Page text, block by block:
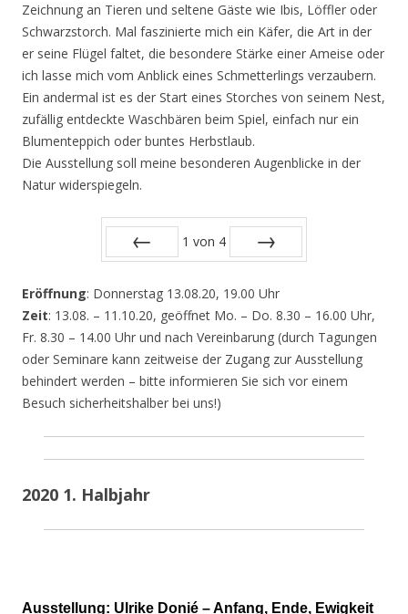
Zeichnung an Tieren und seltene Gäste wie Ibis, Löffler oder
Schwarzstorch. Mal faszinierte mich ein Käfer, die Art in der
er seine Flügel faltet, die besondere Stärke einer Ameise oder
ich lasse mich vom Anblick eines Schmetterlings verzaubern.
Ein andermal ist es der Start eines Storches von seinem Nest,
zufällig entdeckte Waschbären beim Spiel, einfach nur ein
Blumenteppich oder buntes Herbstlaub.
Die Ausstellung soll meine besonderen Augenblicke in der
Natur widerspiegeln.
1 von 4
Eröffnung: Donnerstag 13.08.20, 19.00 Uhr
Zeit: 13.08. – 11.10.20, geöffnet Mo. – Do. 8.30 – 16.00 Uhr,
Fr. 8.30 – 14.00 Uhr und nach Vereinbarung (durch Tagungen
oder Seminare kann zeitweise der Zugang zur Ausstellung
behindert werden – bitte informieren Sie sich vor einem
Besuch sicherheitshalber bei uns!)
2020 1. Halbjahr
Ausstellung: Ulrike Donié – Anfang, Ende, Ewigkeit